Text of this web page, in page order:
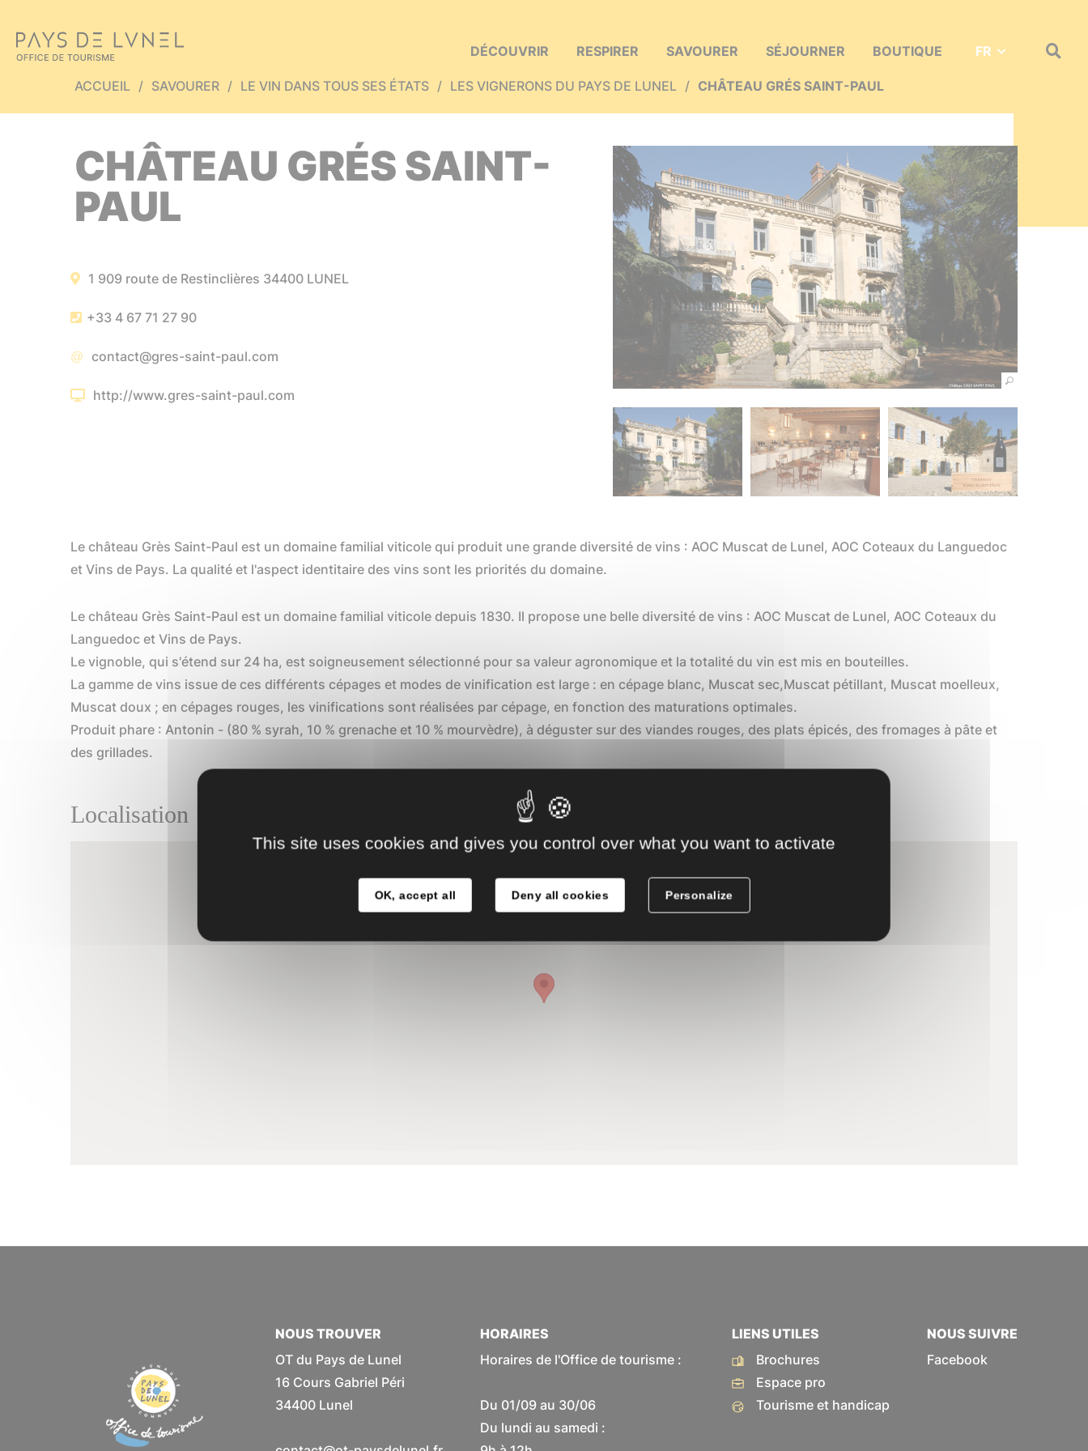
DÉCOUVRIR RESPIRER SAVOURER SÉJOURNER BOUTIQUE FR
ACCUEIL SAVOURER LE VIN DANS TOUS SES ÉTATS LES VIGNERONS DU PAYS DE LUNEL CHÂTEAU GRÉS SAINT-PAUL
CHÂTEAU GRÉS SAINT-
PAUL
1 909 route de Restinclières 34400 LUNEL
+33 4 67 71 27 90
contact@gres-saint-paul.com
http://www.gres-saint-paul.com
Le château Grès Saint-Paul est un domaine familial viticole qui produit une grande diversité de vins : AOC Muscat de Lunel, AOC Coteaux du Languedoc
et Vins de Pays. La qualité et l'aspect identitaire des vins sont les priorités du domaine.
Le château Grès Saint-Paul est un domaine familial viticole depuis 1830. Il propose une belle diversité de vins : AOC Muscat de Lunel, AOC Coteaux du
Languedoc et Vins de Pays.
Le vignoble, qui s'étend sur 24 ha, est soigneusement sélectionné pour sa valeur agronomique et la totalité du vin est mis en bouteilles.
La gamme de vins issue de ces différents cépages et modes de vinification est large : en cépage blanc, Muscat sec,Muscat pétillant, Muscat moelleux,
Muscat doux ; en cépages rouges, les vinifications sont réalisées par cépage, en fonction des maturations optimales.
Produit phare : Antonin - (80 % syrah, 10 % grenache et 10 % mourvèdre), à déguster sur des viandes rouges, des plats épicés, des fromages à pâte et
des grillades.
Localisation
NOUS TROUVER
OT du Pays de Lunel
16 Cours Gabriel Péri
34400 Lunel
HORAIRES
Horaires de l'Office de tourisme :
Du 01/09 au 30/06
Du lundi au samedi :
LIENS UTILES
Brochures
Espace pro
Tourisme et handicap
NOUS SUIVRE
Facebook
This site uses cookies and gives you control over what you want to activate
OK, accept all Deny all cookies Personalize